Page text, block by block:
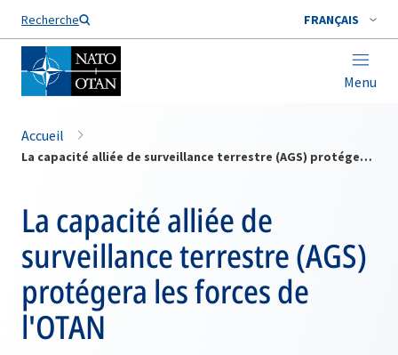
Recherche FRANÇAIS
Menu
Nom de famille*
Accueil
La capacité alliée de surveillance terrestre (AGS) protégera les forces de l'OTAN
La capacité alliée de
surveillance terrestre (AGS)
protégera les forces de
l'OTAN